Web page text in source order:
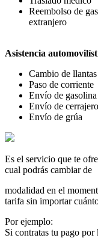
Reembolso de
extranjero
Asistencia
Cambio de llantas
Paso de corriente
Envío de gasolina
Envío de cerrajero
Envío de grúa
Es el servicio que te
cual podrás cambiar de
modalidad en el
tarifa sin importar
Por ejemplo:
Si contratas tu pago